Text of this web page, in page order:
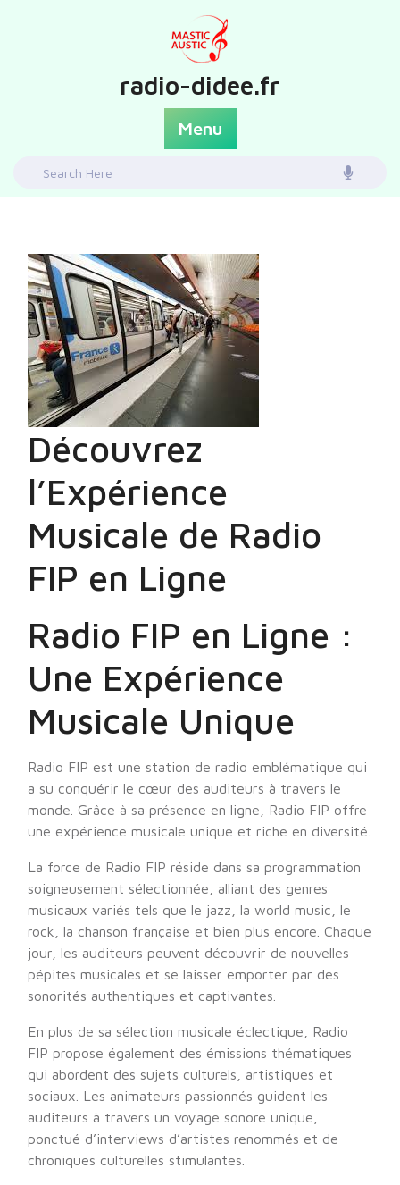
radio-didee.fr
Menu
Search
Découvrez
l’Expérience
Musicale de Radio
FIP en Ligne
Radio FIP en Ligne :
Une Expérience
Musicale Unique
Radio FIP est une station de radio emblématique qui
a su conquérir le cœur des auditeurs à travers le
monde. Grâce à sa présence en ligne, Radio FIP offre
une expérience musicale unique et riche en diversité.
La force de Radio FIP réside dans sa programmation
soigneusement sélectionnée, alliant des genres
musicaux variés tels que le jazz, la world music, le
rock, la chanson française et bien plus encore. Chaque
jour, les auditeurs peuvent découvrir de nouvelles
pépites musicales et se laisser emporter par des
sonorités authentiques et captivantes.
En plus de sa sélection musicale éclectique, Radio
FIP propose également des émissions thématiques
qui abordent des sujets culturels, artistiques et
sociaux. Les animateurs passionnés guident les
auditeurs à travers un voyage sonore unique,
ponctué d’interviews d’artistes renommés et de
chroniques culturelles stimulantes.